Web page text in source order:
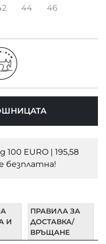
44
46
100 EURO | 195,58
безплатна!
И
ПРАВИЛА ЗА
ДОСТАВКА/
ВРЪЩАНЕ